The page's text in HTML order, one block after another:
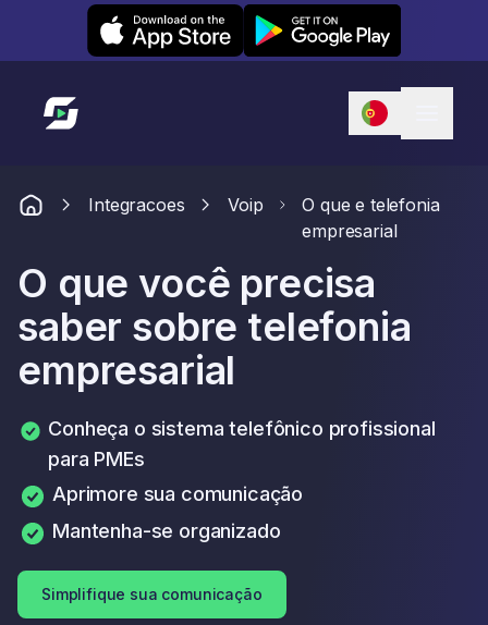
Leexi on iOS Leexi on Android
Link para a página inicial
Integracoes Voip
O que e telefonia
empresarial
O que você precisa
saber sobre telefonia
empresarial
Conheça o sistema telefônico profissional
para PMEs
Aprimore sua comunicação
Mantenha-se organizado
Simplifique sua comunicação